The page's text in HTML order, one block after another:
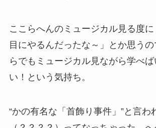
ここらへんのミュージカル見る度
目にやるんだったな～」とか思う
らでもミュージカル見ながら学べ
い！という気持ち。
“かの有名な「首飾り事件」”と言わ